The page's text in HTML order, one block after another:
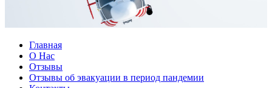
Главная
О Нас
Отзывы
Отзывы об эвакуации в период пандемии